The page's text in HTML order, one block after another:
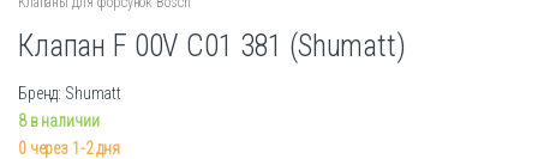
Клапан F 00V C01 381 (Shumatt)
Бренд: Shumatt
8 в наличии
0 через 1-2 дня